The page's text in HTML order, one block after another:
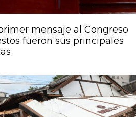
mensaje al Congreso
fueron sus principales